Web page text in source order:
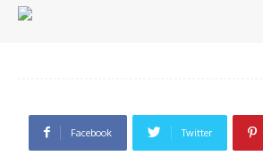
Facebook Twitter